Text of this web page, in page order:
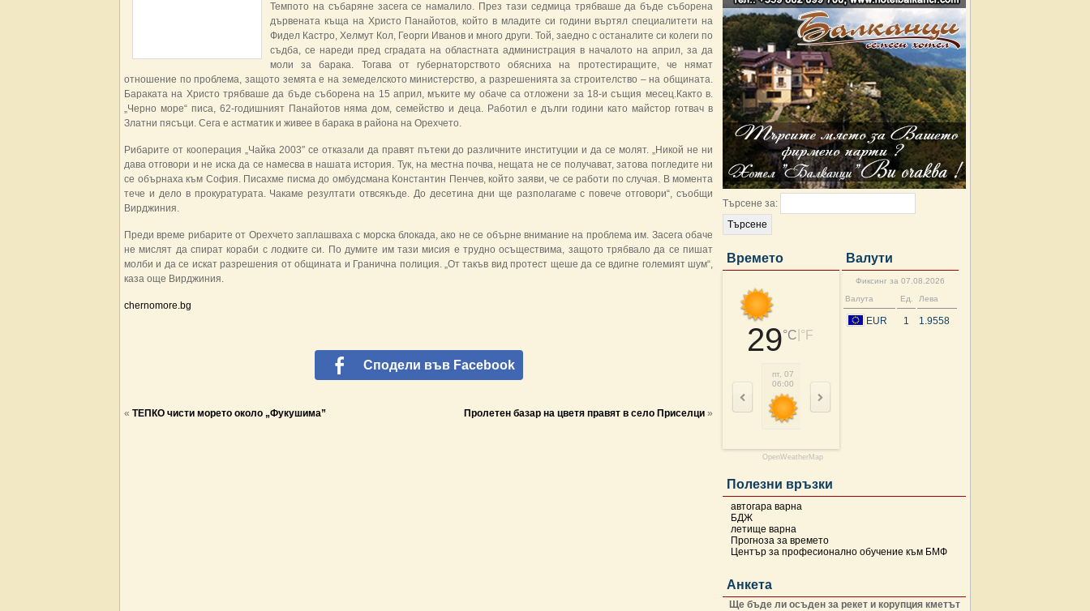
Търсене за:
Времето
29°C °F
пт, 07
06:00
09:00
OpenWeatherMap
Валути
Фиксинг за 07.08.2026
Валута
Ед. Лева
EUR 1 1.9558
Полезни връзки
автогара варна
БДЖ
летище варна
Прогноза за времето
Център за професионално обучение към БМФ
Анкета
Ще бъде ли осъден за рекет и корупция кметът
Темпото на събаряне засега се намалило. През тази седмица трябваше да бъде съборена
дървената къща на Христо Панайотов, който в младите си години въртял специалитети на
Фидел Кастро, Хелмут Кол, Георги Иванов и много други. Той, заедно с останалите си колеги по
съдба, се нареди пред сградата на областната администрация в началото на април, за да
моли за барака. Тогава от губернаторството обясниха на протестиращите, че нямат
отношение по проблема, защото земята е на земеделското министерство, а разрешенията за стрoителство – на общината.
Бараката на Христо трябваше да бъде съборена на 15 април, мъките му обаче са отложени за 18-и същия месец.Както в.
„Черно море“ писа, 62-годишният Панайотов няма дом, семейство и деца. Работил е дълги години като майстор готвач в
Златни пясъци. Сега е астматик и живее в барака в района на Орехчето.
Рибарите от кооперация „Чайка 2003″ се отказали да правят пътеки до различните институции и да се молят. „Никой не ни
дава отговори и не иска да се намесва в нашата история. Тук, на местна почва, нещата не се получават, затова погледите ни
се обърнаха към София. Писахме писма до омбудсмана Константин Пенчев, който заяви, че се работи по случая. В момента
тече и дело в прокуратурата. Чакаме резултати отвсякъде. До десетина дни ще разполагаме с повече отговори“, съобщи
Вирджиния.
Преди време рибарите от Орехчето заплашваха с морска блокада, ако не се обърне внимание на проблема им. Засега обаче
не мислят да спират кораби с лодките си. По думите им тази мисия е трудно осъществима, защото трябвало да се пишат
молби и да се искат разрешения от общината и Гранична полиция. „От такъв вид протест щеше да се вдигне големият шум“,
каза още Вирджиния.
chernomore.bg
Сподели във Facebook
« ТЕПКО чисти морето около „Фукушима” Пролетен базар на цветя правят в село Приселци »